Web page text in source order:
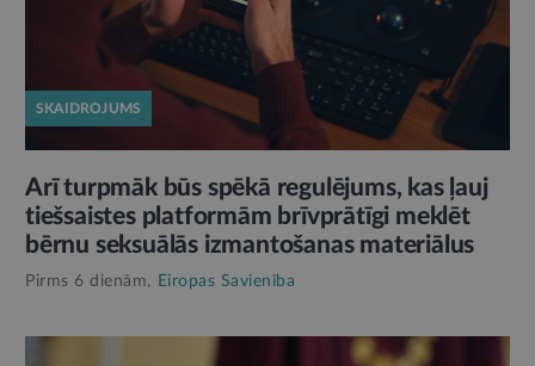
SKAIDROJUMS
Arī turpmāk būs spēkā regulējums, kas ļauj
tiešsaistes platformām brīvprātīgi meklēt
bērnu seksuālās izmantošanas materiālus
Pirms 6 dienām, Eiropas Savienība